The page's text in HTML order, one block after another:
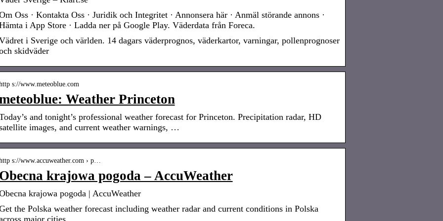
Oss · Kontakta Oss · Juridik och Integritet · Annonsera här · Anmäl störande annons ·
i App Store · Ladda ner på Google Play. Väderdata från Foreca.
i Sverige och världen. 14 dagars väderprognos, väderkartor, varningar, pollenprognoser
skidväder
s://www.meteoblue.com
Weather Princeton
and tonight’s professional weather forecast for Princeton. Precipitation radar, HD
images, and current weather warnings, …
s://www.accuweather.com › p…
Obecna krajowa pogoda – AccuWeather
krajowa pogoda | AccuWeather
the Polska weather forecast including weather radar and current conditions in Polska